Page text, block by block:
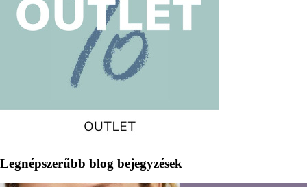
Legnépszerűbb blog bejegyzések